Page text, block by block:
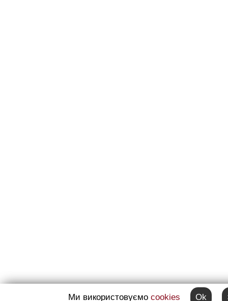
Ми використовуємо cookies Ok